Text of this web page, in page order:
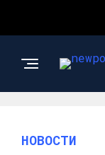
НОВОСТИ